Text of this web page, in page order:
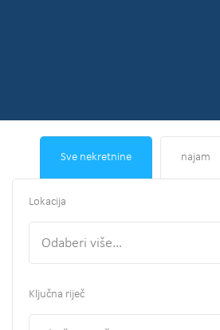
Sve nekretnine najam
Lokacija
Odaberi više...
Ključna riječ